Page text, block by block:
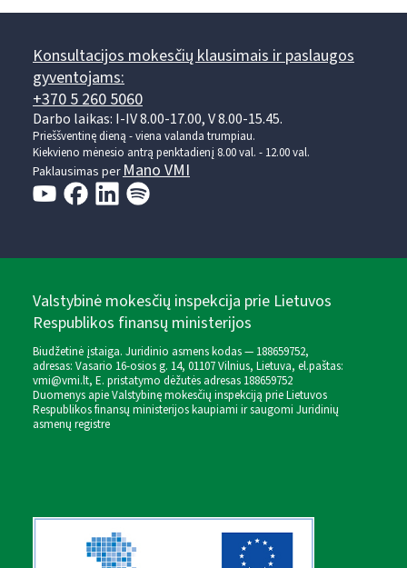
Konsultacijos mokesčių klausimais ir paslaugos
gyventojams:
+370 5 260 5060
Darbo laikas: I-IV 8.00-17.00, V 8.00-15.45.
Prieššventinę dieną - viena valanda trumpiau.
Kiekvieno mėnesio antrą penktadienį 8.00 val. - 12.00 val.
Paklausimas perMano VMI
Valstybinė mokesčių inspekcija prie Lietuvos
Respublikos finansų ministerijos
Biudžetinė įstaiga. Juridinio asmens kodas — 188659752,
adresas: Vasario 16-osios g. 14, 01107 Vilnius, Lietuva, el.paštas:
vmi@vmi.lt, E. pristatymo dėžutės adresas 188659752
Duomenys apie Valstybinę mokesčių inspekciją prie Lietuvos
Respublikos finansų ministerijos kaupiami ir saugomi Juridinių
asmenų registre